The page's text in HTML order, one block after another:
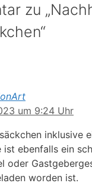
zu
um 9:24 Uhr
inklusive
ist ebenfalls ein
oder
worden ist.